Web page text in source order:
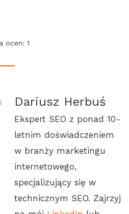
ocen: 1
Dariusz Herbuś
Ekspert SEO z ponad 10-
letnim doświadczeniem
w branży marketingu
internetowego,
specjalizujący się w
technicznym SEO. Zajrzyj